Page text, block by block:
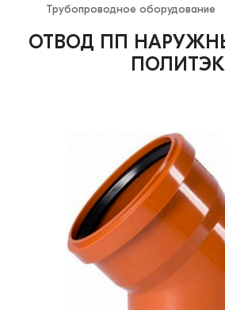
Трубопроводное оборудование
ОТВОД ПП
ПОЛИТЭК